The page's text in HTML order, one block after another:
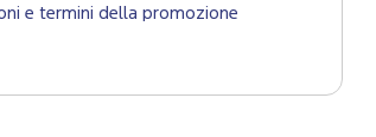
e termini della promozione